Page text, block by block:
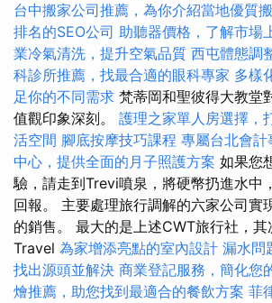
台中搬家公司推薦，為你介紹當地優質
排名的SEO公司 助聽器價格，了解市場
業冷氣清洗，提升空氣品質 西屯體態調
科診所推薦，找最合適的眼科專家 多樣
足你的不同需求 梵蒂岡和聖彼得大教堂
值觀印象深刻。 護理之家單人房選擇，
活空間 腳底按摩技巧課程 專屬台北會計
中心，提供全面的月子照護方案 如果您
驗，請走到Trevi噴泉，將硬幣扔進水中
回報。 主要處理旅行調解的六家公司實
的銷售。 最大的是上述CWT旅行社，
Travel 為家增添亮點的室內設計 漏水問
找出源頭並解決 商業登記服務，簡化您
燴推薦，助您找到最適合的餐飲方案 菲